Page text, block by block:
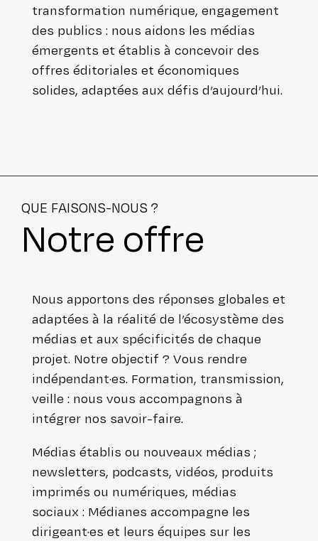
trans­for­ma­tion numérique, enga­ge­ment
des publics : nous aidons les médias
émergents et établis à concevoir des
offres édi­to­riales et éco­no­miques
solides, adaptées aux défis d’aujourd’hui.
QUE FAISONS-NOUS ?
Notre offre
Nous apportons des réponses globales et
adaptées à la réalité de l’écosystème des
médias et aux spé­ci­fi­ci­tés de chaque
projet. Notre objectif ? Vous rendre
indépendant·es. Formation, trans­mis­sion,
veille : nous vous accom­pa­gnons à
intégrer nos savoir-faire.
Médias établis ou nouveaux médias ;
news­let­ters, podcasts, vidéos, produits
imprimés ou numé­riques, médias
sociaux : Médianes accom­pagne les
dirigeant·es et leurs équipes sur les